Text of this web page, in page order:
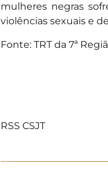
mulheres negras
violências sexuais e
Fonte: TRT da 7ª
RSS CSJT